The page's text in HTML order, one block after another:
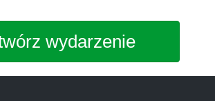
wydarzenie